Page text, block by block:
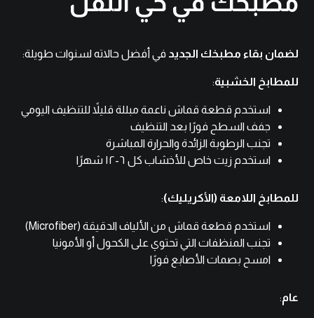
لضمان بقاء مطبخك الجديد في أفضل حالاته لسنوات طويلة:
للمطابخ الخشبية:
استخدم قطعة قماش ناعمة مبللة قليلاً للتنظيف اليومي
جفف السطح فورًا بعد التنظيف
تجنب الرطوبة الزائدة والحرارة المباشرة
استخدم زيت خاص للأخشاب كل ٦-١٢ شهرًا
للمطابخ اللامعة (الأكريليك):
استخدم قطعة قماش من الألياف الدقيقة (Microfiber)
تجنب المنظفات التي تحتوي على الكحول أو الأمونيا
امسح بصمات الأصابع فورًا
عام: